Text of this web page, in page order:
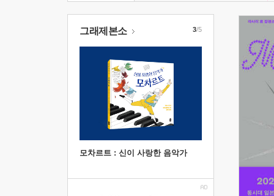
그래제본소
모차르트 : 신이 사랑한 음악가
3/5